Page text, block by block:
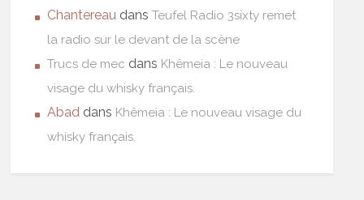
Chantereau dansTeufel Radio 3sixty remet
la radio sur le devant de la scène
Trucs de mec dans Khêmeia : Le nouveau
visage du whisky français.
Abad dans Khêmeia : Le nouveau visage du
whisky français.